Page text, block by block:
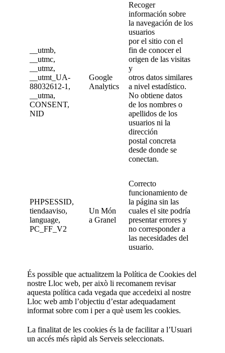
__utmb,
__utmc,
__utmz,
__utmt_UA-
88032612-1,
__utma,
CONSENT,
NID
Google
Analytics
Recoger
información sobre
la navegación de los
usuarios
por el sitio con el
fin de conocer el
origen de las visitas
y
otros datos similares
a nivel estadístico.
No obtiene datos
de los nombres o
apellidos de los
usuarios ni la
dirección
postal concreta
desde donde se
conectan.
PHPSESSID,
tiendaaviso,
language,
PC_FF_V2
Un Món
a Granel
Correcto
funcionamiento de
la página sin las
cuales el site podría
presentar errores y
no corresponder a
las necesidades del
usuario.
És possible que actualitzem la Política de Cookies del
nostre Lloc web, per això li recomanem revisar
aquesta política cada vegada que accedeixi al nostre
Lloc web amb l’objectiu d’estar adequadament
informat sobre com i per a què usem les cookies.
La finalitat de les cookies és la de facilitar a l’Usuari
un accés més ràpid als Serveis seleccionats.